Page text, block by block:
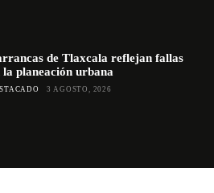
de Tlaxcala reflejan fallas
la planeación urbana
3 AGOSTO, 2026